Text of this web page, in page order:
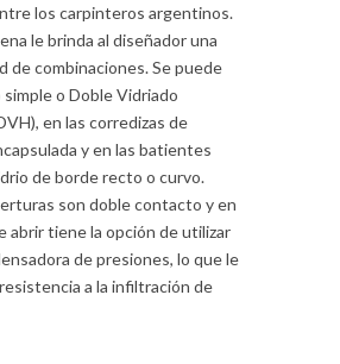
los carpinteros argentinos.
le brinda al diseñador una
de combinaciones. Se puede
o Doble Vidriado
en las corredizas de
y en las batientes
de borde recto o curvo.
son doble contacto y en
abrir tiene la opción de utilizar
de presiones, lo que le
a la infiltración de